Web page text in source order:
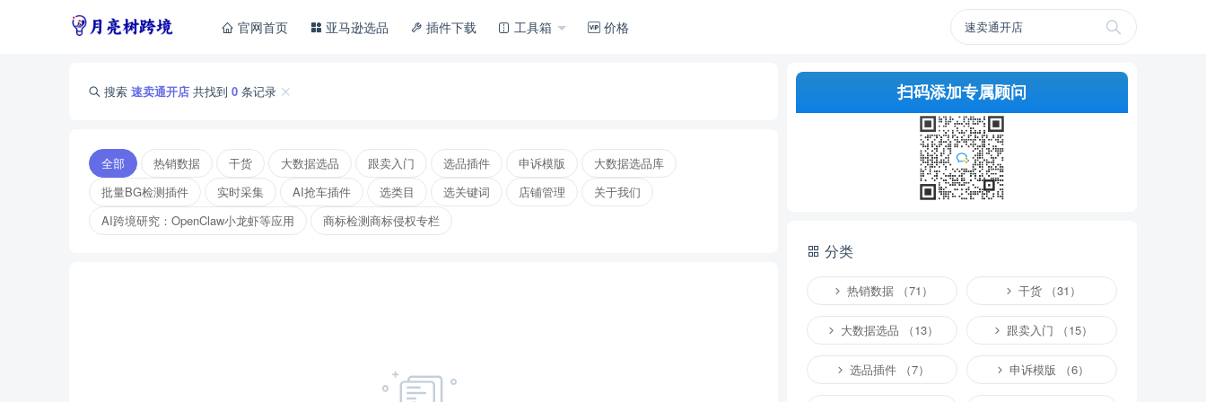
官网首页 亚马逊选品 插件下载 工具箱 价格
搜索 速卖通开店 共找到 0 条记录
全部 热销数据 干货 大数据选品 跟卖入门 选品插件 申诉模版
大数据选品库
批量BG检测插件
实时采集 AI抢车插件 选类目 选关键词 店铺管理
关于我们
AI跨境研究：OpenClaw小龙虾等应用
商标检测商标侵权专栏
扫码添加专属顾问
分类
热销数据 （71） 干货 （31）
大数据选品 （13） 跟卖入门 （15）
选品插件 （7） 申诉模版 （6）